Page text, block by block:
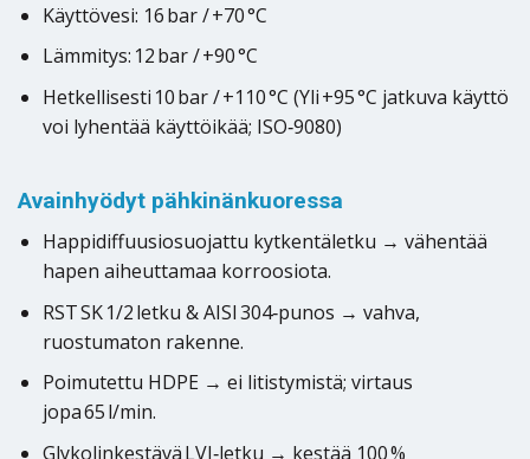
Käyttövesi: 16 bar / +70 °C
Lämmitys: 12 bar / +90 °C
Hetkellisesti 10 bar / +110 °C (Yli +95 °C jatkuva käyttö
voi lyhentää käyttöikää; ISO‑9080)
Avainhyödyt pähkinänkuoressa
Happidiffuusiosuojattu kytkentäletku → vähentää
hapen aiheuttamaa korroosiota.
RST SK 1/2 letku & AISI 304‑punos → vahva,
ruostumaton rakenne.
Poimutettu HDPE → ei litistymistä; virtaus
jopa 65 l/min.
Glykolinkestävä LVI‑letku → kestää 100 %